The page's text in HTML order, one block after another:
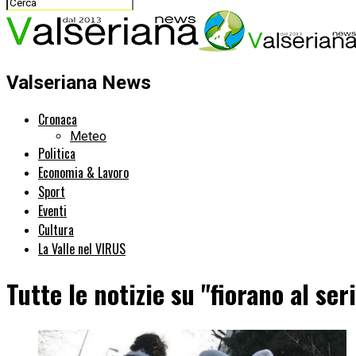
Valseriana News
Cronaca
Meteo
Politica
Economia & Lavoro
Sport
Eventi
Cultura
La Valle nel VIRUS
Tutte le notizie su "fiorano al